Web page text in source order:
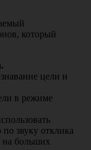
который
цели и
в режиме
по звуку отклика
на больших